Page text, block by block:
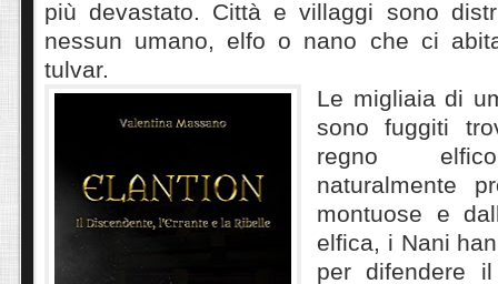
più devastato. Città e villaggi sono
nessun umano, elfo o nano che ci
tulvar.
Le migliaia di
sono fuggiti
regno elfico
naturalmente
montuose e
elfica, i Nani
per difendere